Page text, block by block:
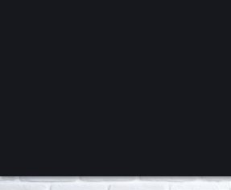
くろチャンネル